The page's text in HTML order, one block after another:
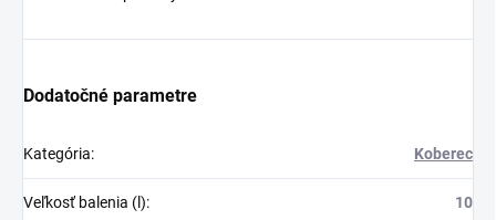
Dodatočné parametre
Kategória: Koberec
Veľkosť balenia (l): 10